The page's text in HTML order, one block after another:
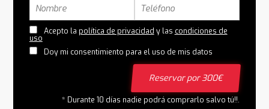
Acepto la política de privacidad y las condiciones de
uso
Doy mi consentimiento para el uso de mis datos
Reservar por 300€
* Durante 10 días nadie podrá comprarlo salvo tú!!.